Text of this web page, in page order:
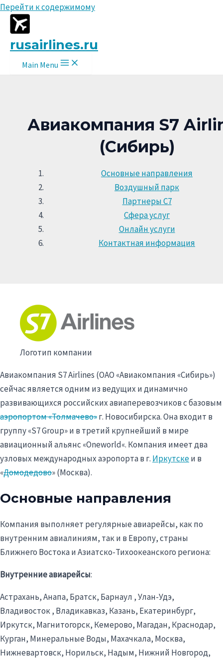
Перейти к содержимому
rusairlines.ru
Main Menu
Авиакомпания S7
(Сибирь)
Основные направления
Воздушный парк
Партнеры С7
Сфера услуг
Онлайн услуги
Контактная информация
Логотип компании
Авиакомпания S7 Airlines (ОАО «Авиакомпания «Сибирь»)
сейчас является одним из ведущих и динамично
развивающихся российскихавиаперевозчиковс базовым
аэропортом «Толмачево»г. Новосибирска. Она входит в
группу «S7Group» и в третий крупнейший в мире
авиационный альянс «Oneworld«. Компания имеет два
узловых международных аэропорта в г. Иркутскеи в
«Домодедово» (Москва).
Основные направления
Компания выполняет регулярные авиарейсы, как по
внутренним авиалиниям, так и в Европу, страны
Ближнего Востока и Азиатско-Тихоокеанского региона:
Внутренние авиарейсы:
Астрахань, Анапа, Братск, Барнаул , Улан-Удэ,
Владивосток , Владикавказ, Казань, Екатеринбург,
Иркутск, Магнитогорск, Кемерово, Магадан, Краснодар,
Курган, Минеральные Воды, Махачкала, Москва,
Нижневартовск, Норильск, Надым, Нижний Новгород,